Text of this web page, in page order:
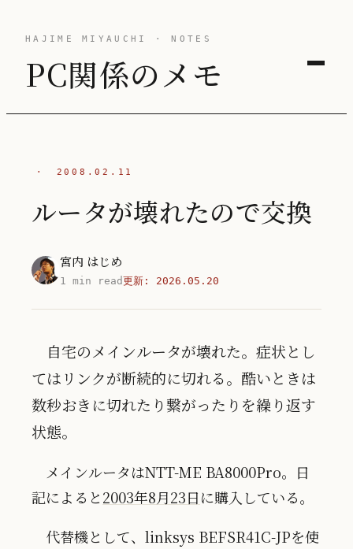
HAJIME MIYAUCHI · NOTES
PC関係のメモ
· 2008.02.11
ルータが壊れたので交換
宮内 はじめ
1 min read更新: 2026.05.20
自宅のメインルータが壊れた。症状とし
てはリンクが断続的に切れる。酷いときは
数秒おきに切れたり繋がったりを繰り返す
状態。
メインルータはNTT-ME BA8000Pro。日
記によると2003年8月23日に購入している。
代替機として、linksys BEFSR41C-JPを使